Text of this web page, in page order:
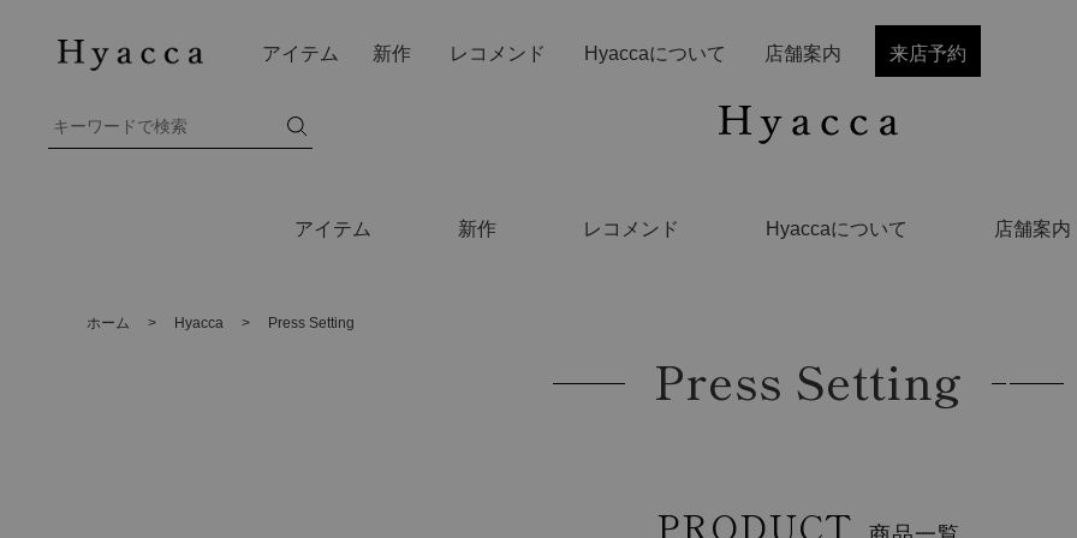
アイテム 新作 レコメンド Hyaccaについて 店舗案内
アイテム 新作 レコメンド Hyaccaについて 店舗案内 来店予約
ホーム > Hyacca > Press Setting
Press Setting
PRODUCT